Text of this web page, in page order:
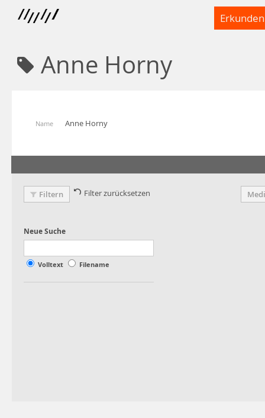
Erkunden
Anne Horny
Name Anne Horny
Filtern Filter zurücksetzen
Volltext Filename